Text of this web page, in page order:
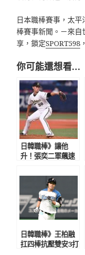
日本職棒賽事，太
棒賽事新聞。－來
享，鎖定SPORT598
你可能還想看…
日韓職棒》讓他
升！張奕二軍飆速
再奪救援成功
日韓職棒》王柏融
扛四棒抗壓雙安3打